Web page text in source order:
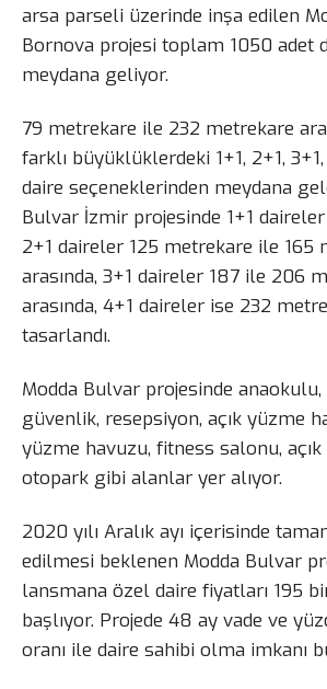
arsa parseli üzerinde inşa edilen
Bornova projesi toplam 1050 adet
meydana geliyor.
79 metrekare ile 232 metrekare
farklı büyüklüklerdeki 1+1, 2+1,
daire seçeneklerinden meydana
Bulvar İzmir projesinde 1+1
2+1 daireler 125 metrekare ile 165
arasında, 3+1 daireler 187 ile 206
arasında, 4+1 daireler ise 232
tasarlandı.
Modda Bulvar projesinde
güvenlik, resepsiyon, açık yüzme
yüzme havuzu, fitness salonu, açık
otopark gibi alanlar yer alıyor.
2020 yılı Aralık ayı içerisinde
edilmesi beklenen Modda Bulvar
lansmana özel daire fiyatları 195
başlıyor. Projede 48 ay vade ve
oranı ile daire sahibi olma imkanı